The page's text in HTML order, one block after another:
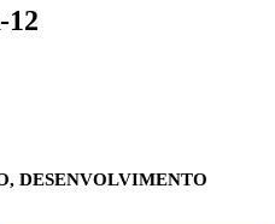
12
, DESENVOLVIMENTO